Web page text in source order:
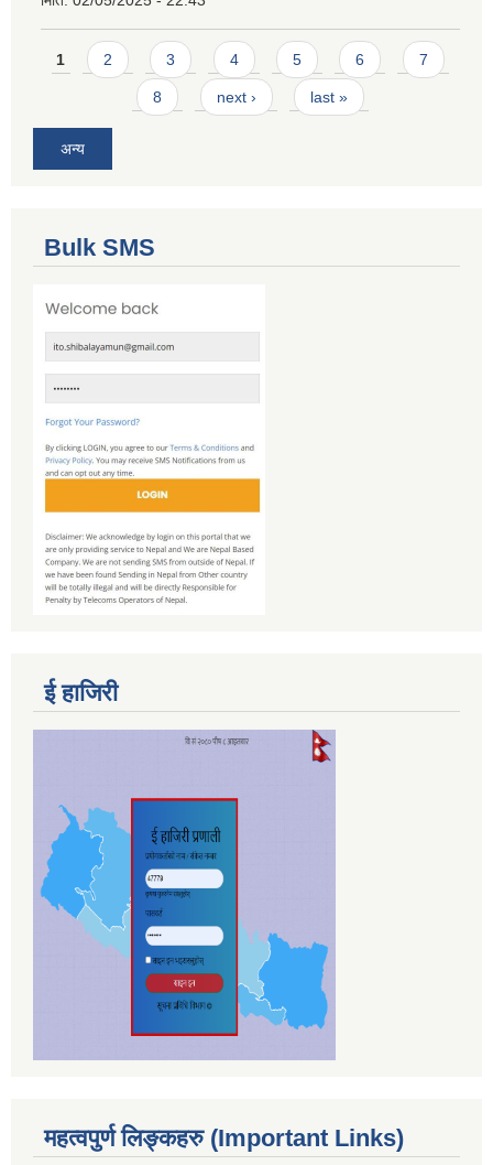
Pages
1 2 3 4 5 6 7
8 next › last »
अन्य
Bulk SMS
ई हाजिरी
महत्वपुर्ण लिङ्कहरु (Important Links)